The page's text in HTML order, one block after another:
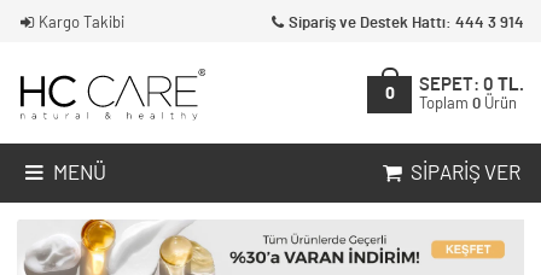
Kargo Takibi Sipariş ve Destek Hattı: 444 3 914
0
SEPET: 0 TL.
Toplam 0 Ürün
MENÜ SIPARIŞ VER